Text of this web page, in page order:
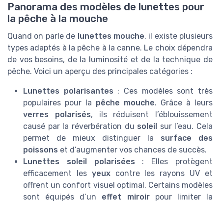
Panorama des modèles de lunettes pour
la pêche à la mouche
Quand on parle de lunettes mouche, il existe plusieurs
types adaptés à la pêche à la canne. Le choix dépendra
de vos besoins, de la luminosité et de la technique de
pêche. Voici un aperçu des principales catégories :
Lunettes polarisantes : Ces modèles sont très
populaires pour la pêche mouche. Grâce à leurs
verres polarisés, ils réduisent l’éblouissement
causé par la réverbération du soleil sur l’eau. Cela
permet de mieux distinguer la surface des
poissons et d’augmenter vos chances de succès.
Lunettes soleil polarisées : Elles protègent
efficacement les yeuxcontre les rayons UV et
offrent un confort visuel optimal. Certains modèles
sont équipés d’un effet miroirpour limiter la